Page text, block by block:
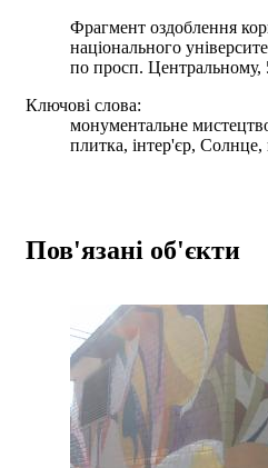
Фрагмент оздоблення
національного
по просп. Центральному,
Ключові слова:
монументальне
плитка, інтер'єр, Солнце,
Пов'язані об'єкти